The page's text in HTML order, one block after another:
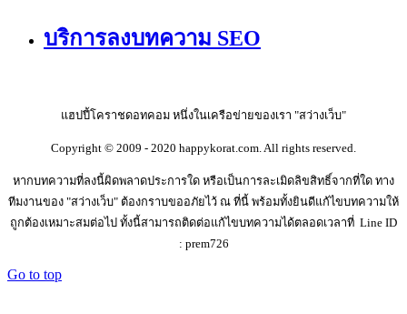
บริการลงบทความ SEO
แฮปปี้โคราชดอทคอม หนึ่งในเครือข่ายของเรา "สว่างเว็บ"
Copyright © 2009 - 2020 happykorat.com. All rights reserved.
หากบทความที่ลงนี้ผิดพลาดประการใด หรือเป็นการละเมิดลิขสิทธิ์จากที่ใด ทาง
ทีมงานของ "สว่างเว็บ" ต้องกราบขออภัยไว้ ณ ที่นี้ พร้อมทั้งยินดีแก้ไขบทความให้
ถูกต้องเหมาะสมต่อไป ทั้งนี้สามารถติดต่อแก้ไขบทความได้ตลอดเวลาที่ Line ID
: prem726
Go to top